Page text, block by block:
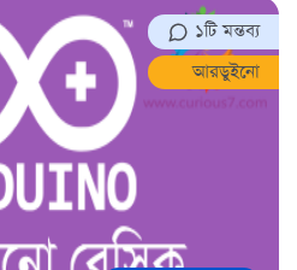
১টি মন্তব্য
আরডুইনো